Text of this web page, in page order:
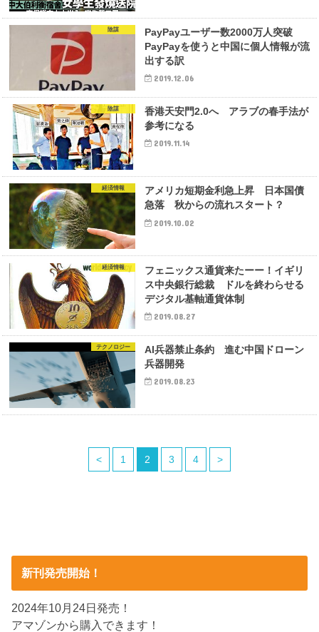
陰謀
PayPayユーザー数2000万人突破
PayPayを使うと中国に個人情報が流
出する訳
2019.12.06
陰謀
香港天安門2.0へ アラブの春手法が
参考になる
2019.11.14
経済情報
アメリカ短期金利急上昇 日本国債
急落 秋からの流れスタート？
2019.10.02
経済情報
フェニックス通貨来たーー！イギリ
ス中央銀行総裁 ドルを終わらせる
デジタル基軸通貨体制
2019.08.27
テクノロジー
AI兵器禁止条約 進む中国ドローン
兵器開発
2019.08.23
< 1 2 3 4 >
新刊発売開始！
2024年10月24日発売！
アマゾンから購入できます！